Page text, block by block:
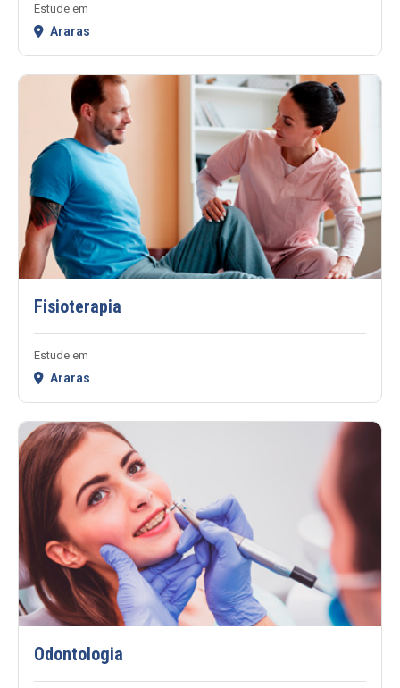
Estude em
Araras
Fisioterapia
Estude em
Araras
Odontologia